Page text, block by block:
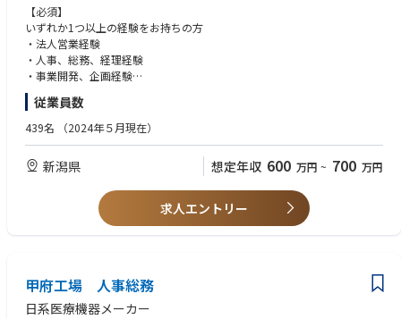
※選考について
本選考は、三菱ふそうトラック・バス株式会社（以下「当社」）が主体と
なって実施し、採用（雇用契約の締結）も当社が行います。
事業立ち上げに伴い、新会社の設立と同時にそちらへ「転籍」していただ
く予定です（転籍に際しては、雇用契約上の使用者が新設会社へ変更とな
ります）。なお、転籍は内定受諾時に本人の同意をいただいた上で行いま
す。
【必須】
いずれか1つ以上の経験をお持ちの方
・法人営業経験
・人事、総務、経理経験
・事業開発、企画経験
・何等かの技術系のご経験
従業員数
439名 （2024年５月現在）
新潟県 想定年収 600 万円 ~ 700 万円
求人エントリー
甲府工場 人事総務
日系医療機器メーカー